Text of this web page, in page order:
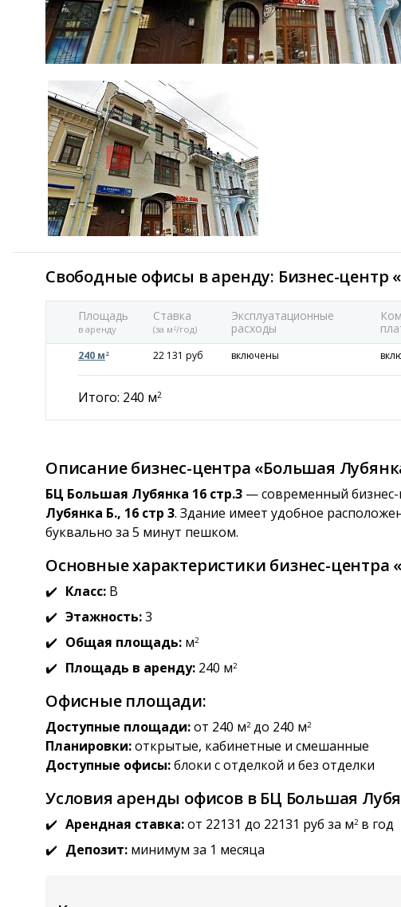
Свободные офисы в аренду: Бизнес-центр
Площадь
в аренду
Ставка
(за м 2/год)
Эксплуатационные
расходы
240 м 2 22 131 руб включены
Итого: 240 м2
Описание бизнес-центра «Большая
БЦ Большая Лубянка 16 стр.3 — современный
Лубянка Б., 16 стр 3. Здание имеет удобное
буквально за 5 минут пешком.
Основные характеристики бизнес-центра
Класс: B
Этажность:3
Общая площадь: м2
Площадь в аренду: 240 м2
Офисные площади:
Доступные площади:от 240 м2до 240 м2
Планировки:открытые, кабинетные и смешанные
Доступные офисы:блоки с отделкой и без отделки
Условия аренды офисов в БЦ Большая
Арендная ставка:от 22131 до 22131 руб за м2в год
Депозит: минимум за 1 месяца